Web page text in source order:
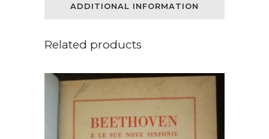
ADDITIONAL INFORMATION
Related products